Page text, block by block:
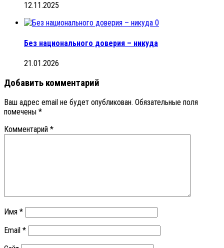
12.11.2025
0
Без национального доверия – никуда
21.01.2026
Добавить комментарий
Ваш адрес email не будет опубликован. Обязательные поля
помечены *
Комментарий *
Имя *
Email *